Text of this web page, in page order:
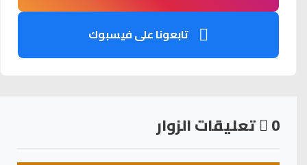
تابعونا على فيسبوك
0 تعليقات الزوار